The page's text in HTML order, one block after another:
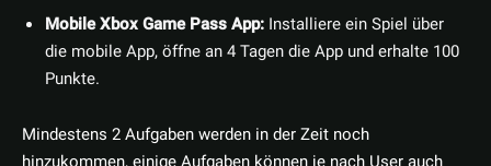
Mobile Xbox Game Pass App: Installiere ein Spiel über
die mobile App, öffne an 4 Tagen die App und erhalte 100
Punkte.
Mindestens 2 Aufgaben werden in der Zeit noch